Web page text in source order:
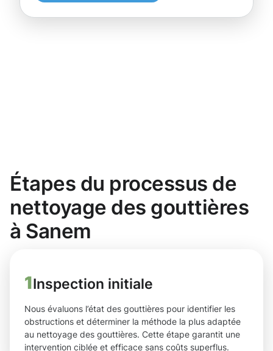
Étapes du processus de
nettoyage des gouttières
à Sanem
1Inspection initiale
Nous évaluons l’état des gouttières pour identifier les
obstructions et déterminer la méthode la plus adaptée
au nettoyage des gouttières. Cette étape garantit une
intervention ciblée et efficace sans coûts superflus.